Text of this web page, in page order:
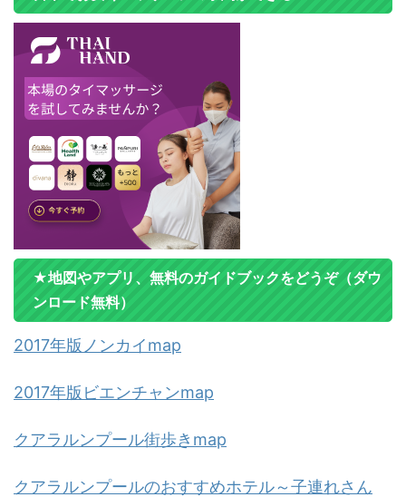
★地図やアプリ、無料のガイドブックをどうぞ（ダウ
ンロード無料）
2017年版ノンカイmap
2017年版ビエンチャンmap
クアラルンプール街歩きmap
クアラルンプールのおすすめホテル～子連れさん